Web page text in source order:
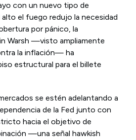
con un nuevo tipo de
el fuego redujo la necesidad
por pánico, la
Warsh —visto ampliamente
la inflación— ha
estructural para el billete
se estén adelantando a
de la Fed junto con
hacia el objetivo de
—una señal hawkish